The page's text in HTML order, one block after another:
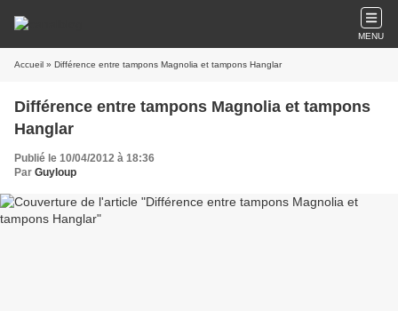
MENU
Accueil » Différence entre tampons Magnolia et tampons Hanglar
Différence entre tampons Magnolia et tampons
Hanglar
Publié le 10/04/2012 à 18:36
Par Guyloup